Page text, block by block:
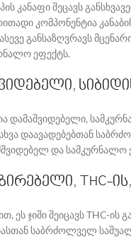
კანაფი შეცავს
კომპონენტია
ასევე განსაზღვრავს
ეფექტს.
დამაშვიდებელი,
დაავადებებთან
და სამკურნალო
THC-
ეს ჯიში შეიცავს
საბრძოლველ